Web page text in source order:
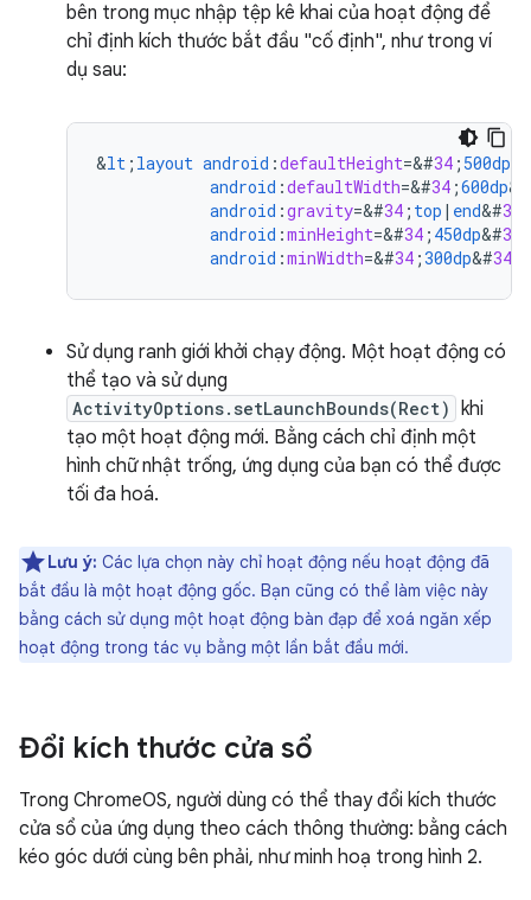
bên trong mục nhập tệp kê khai của hoạt động để
chỉ định kích thước bắt đầu "cố định", như trong ví
dụ sau:
&lt ; layout android :defaultHeight=&#34 ; 500dp
android :defaultWidth=&#34 ;600dp&
android :gravity=&#34 ; top | end&#34
android :minHeight=&#34 ; 450dp&#34
android :minWidth=&#34 ;300dp&#34
Sử dụng ranh giới khởi chạy động. Một hoạt động có
thể tạo và sử dụng
ActivityOptions.setLaunchBounds(Rect) khi
tạo một hoạt động mới. Bằng cách chỉ định một
hình chữ nhật trống, ứng dụng của bạn có thể được
tối đa hoá.
Lưu ý: Các lựa chọn này chỉ hoạt động nếu hoạt động đã
bắt đầu là một hoạt động gốc. Bạn cũng có thể làm việc này
bằng cách sử dụng một hoạt động bàn đạp để xoá ngăn xếp
hoạt động trong tác vụ bằng một lần bắt đầu mới.
Đổi kích thước cửa sổ
Trong ChromeOS, người dùng có thể thay đổi kích thước
cửa sổ của ứng dụng theo cách thông thường: bằng cách
kéo góc dưới cùng bên phải, như minh hoạ trong hình 2.